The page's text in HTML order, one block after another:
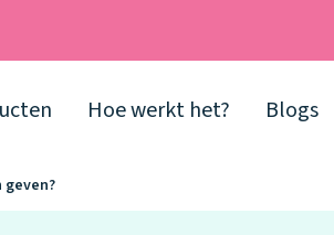
Hoe werkt het? Blogs